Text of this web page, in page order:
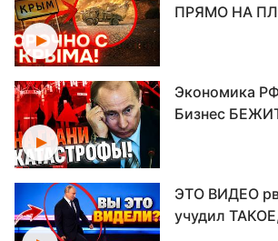
ПРЯМО НА
Экономика
Бизнес
ЭТО ВИДЕО
учудил